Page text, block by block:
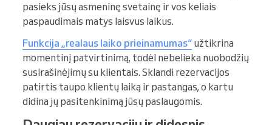
pasieks jūsų asmeninę svetainę ir vos keliais
paspaudimais matys laisvus laikus.
Funkcija „realaus laiko prieinamumas“ užtikrina
momentinį patvirtinimą, todėl nebelieka nuobodžių
susirašinėjimų su klientais. Sklandi rezervacijos
patirtis taupo klientų laiką ir pastangas, o kartu
didina jų pasitenkinimą jūsų paslaugomis.